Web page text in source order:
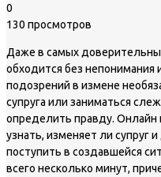
0
130 просмотров
Даже в самых
обходится без непонимания
подозрений в измене
супруга или заниматься
определить правду. Онлайн
узнать, изменяет ли супруг
поступить в создавшейся
всего несколько минут,